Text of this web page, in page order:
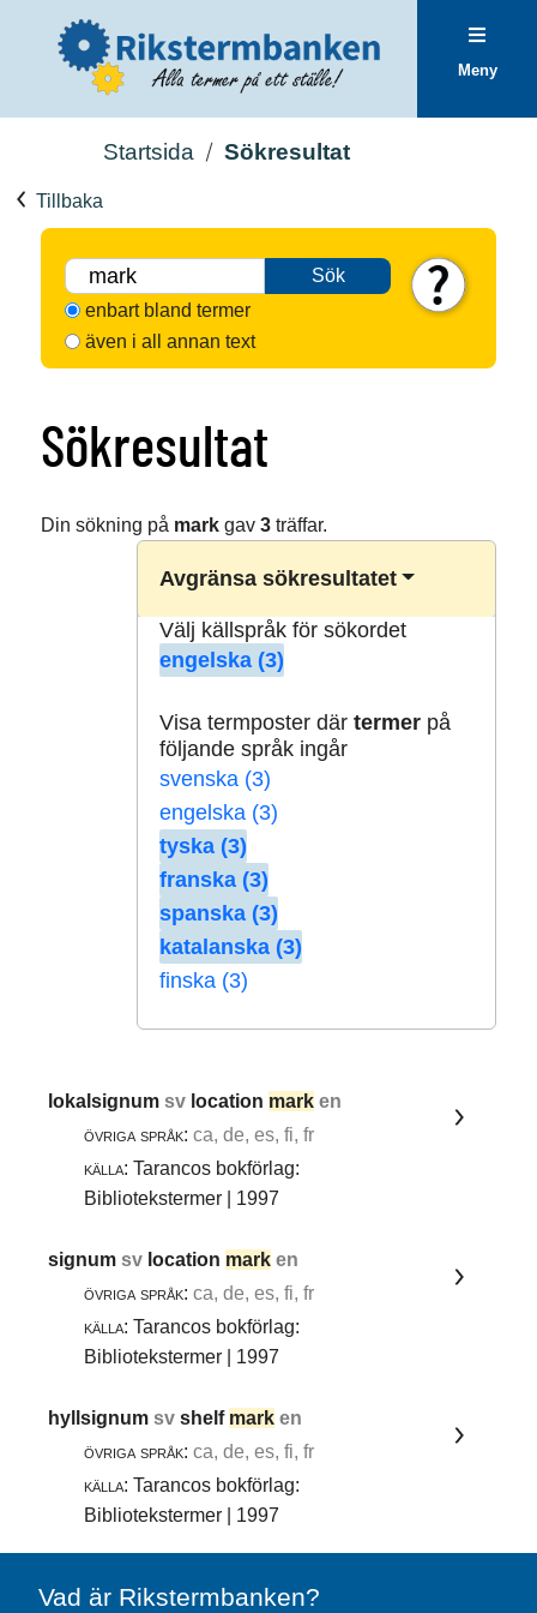
Meny
Startsida Sökresultat
Tillbaka
Sök
enbart bland termer
även i all annan text
Sökresultat
Din sökning på markgav 3träffar.
Avgränsa sökresultatet
Välj källspråk för sökordet
engelska (3)
Visa termposter där termerpå
följande språk ingår
svenska (3)
engelska (3)
tyska (3)
franska (3)
spanska (3)
katalanska (3)
finska (3)
lokalsignumsv location mark en
övriga språk: ca, de, es, fi, fr
källa: Tarancos bokförlag:
Bibliotekstermer | 1997
signumsv location mark en
övriga språk: ca, de, es, fi, fr
källa: Tarancos bokförlag:
Bibliotekstermer | 1997
hyllsignumsvshelf mark en
övriga språk: ca, de, es, fi, fr
källa: Tarancos bokförlag:
Bibliotekstermer | 1997
Vad är Rikstermbanken?